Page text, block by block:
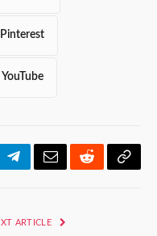
TelegramEmailRedditCopy
ARTICLE